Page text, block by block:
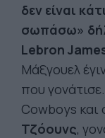
δεν είναι
σωπάσω»
Lebron
Μάξγουελ
που
Cowboys και
Τζόουνς,